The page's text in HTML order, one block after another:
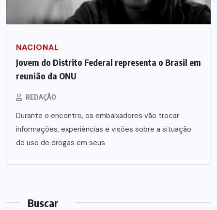
NACIONAL
Jovem do Distrito Federal representa o Brasil em
reunião da ONU
REDAÇÃO
Durante o encontro, os embaixadores vão trocar
informações, experiências e visões sobre a situação
do uso de drogas em seus
Buscar